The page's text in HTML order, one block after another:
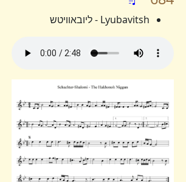
Lyubavitsh - ליובאוויטש